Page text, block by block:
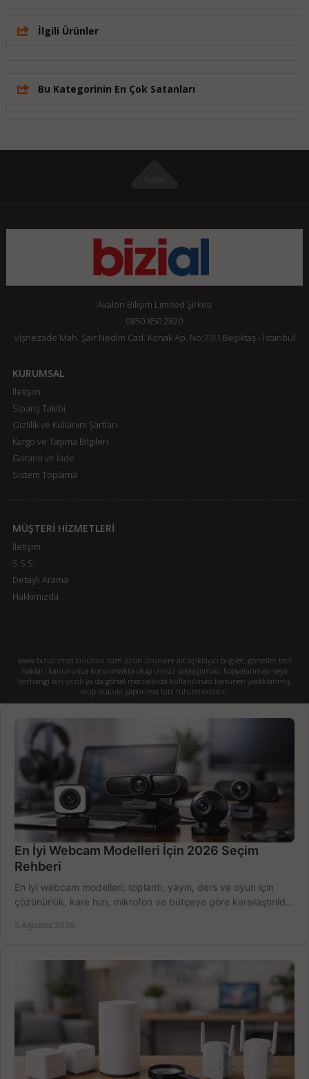
İlgili Ürünler
Bu Kategorinin En Çok Satanları
Avalon Bilişim Limited Şirketi
0850 850 2820
Vişnezade Mah. Şair Nedim Cad. Konak Ap. No:77/1 Beşiktaş - İstanbul
KURUMSAL
İletişim
Sipariş Takibi
Gizlilik ve Kullanım Şartları
Kargo ve Taşıma Bilgileri
Garanti ve İade
Sistem Toplama
MÜŞTERİ HİZMETLERİ
İletişim
S.S.S.
Detaylı Arama
Hakkımızda
www.bizial.shop bulunan tüm ürün ürünlere ait açıklayıcı bilgiler, görseller telif
hakları kanununca korunmakta olup izinsiz paylaşılması, kopyalanması veya
herhangi biri yazılı ya da görsel mecralarda kullanılması kanunen yasaklanmış
olup hukuki yaptırıma tabi tutulmaktadır.
En İyi Webcam Modelleri İçin 2026 Seçim
Rehberi
En iyi webcam modelleri; toplantı, yayın, ders ve oyun için
çözünürlük, kare hızı, mikrofon ve bütçeye göre karşılaştırıldı.
5 Ağustos 2026